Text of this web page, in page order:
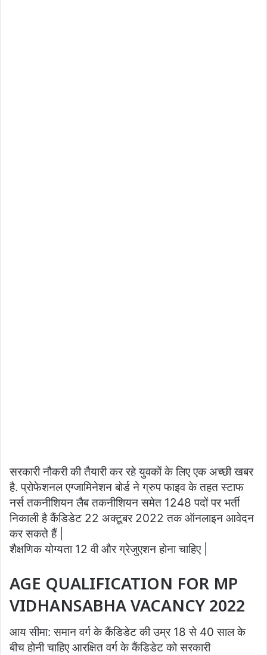
सरकारी नौकरी की तैयारी कर रहे युवकों के लिए एक अच्छी खबर
है. प्रोफेशनल एग्जामिनेशन बोर्ड ने ग्रुप फाइव के तहत स्टाफ
नर्स तकनीशियन लैब तकनीशियन समेत 1248 पदों पर भर्ती
निकाली है कैंडिडेट 22 अक्टूबर 2022 तक ऑनलाइन आवेदन
कर सकते हैं |
शैक्षणिक योग्यता 12 वी और ग्रेजुएशन होना चाहिए |
AGE QUALIFICATION FOR MP
VIDHANSABHA VACANCY 2022
आय सीमा: समान वर्ग के कैंडिडेट की उम्र 18 से 40 साल के
बीच होनी चाहिए आरक्षित वर्ग के कैंडिडेट को सरकारी